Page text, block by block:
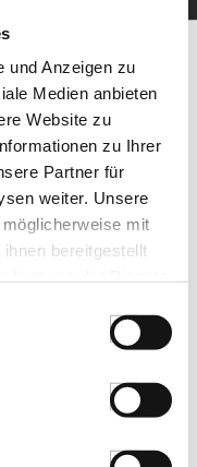
und Anzeigen zu
Medien anbieten
Website zu
zu Ihrer
Partner für
weiter. Unsere
mit
bereitgestellt